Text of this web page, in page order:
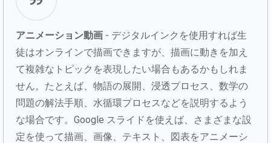
アニメーション動画 - デジタルインクを使用すれば生
徒はオンラインで描画できますが、描画に動きを加え
て複雑なトピックを表現したい場合もあるかもしれま
せん。たとえば、物語の展開、浸透プロセス、数学の
問題の解法手順、水循環プロセスなどを説明するよう
な場合です。Google スライドを使えば、さまざまな設
定を使って描画、画像、テキスト、図表をアニメーシ